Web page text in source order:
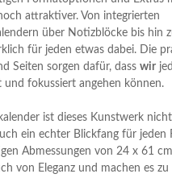
attraktiver. ⁣Von integrierten
⁣über Notizblöcke bis hin⁤
für jeden etwas dabei. Die
Seiten sorgen dafür, dass wir
und fokussiert angehen‌ können.
‍ist dieses Kunstwerk
ein echter Blickfang für jeden
Abmessungen von 24 x 61
‌von Eleganz ​und machen es